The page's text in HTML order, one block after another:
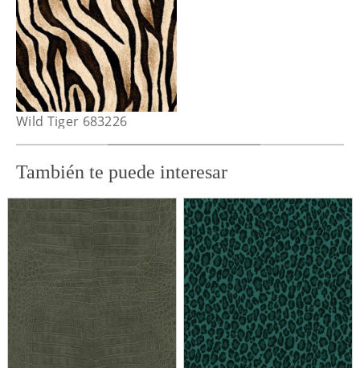
Wild Tiger 683226
También te puede interesar